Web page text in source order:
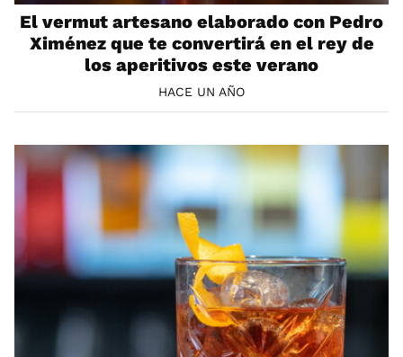
El vermut artesano elaborado con Pedro
Ximénez que te convertirá en el rey de
los aperitivos este verano
HACE UN AÑO